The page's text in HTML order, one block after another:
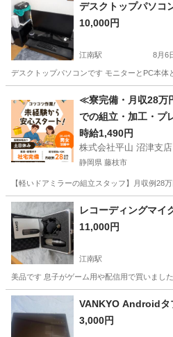
デスクトップパソコ
10,000円
江南駅 8月6
デスクトップパソコンです モニターとPC本
江南駅 デスクトッ
≪寮完備・月収28万
での組立・加工・プ
時給1,490円
株式会社平山 沼津支店
静岡県 藤枝市
【軽いドアミラーの組立スタッフ】月収例
静岡 藤枝市
レコーディングマイ
11,000円
江南駅
美品です 息子がゲーム用や配信用で買いまし
愛知 江南市
VANKYO Androidタ
3,000円